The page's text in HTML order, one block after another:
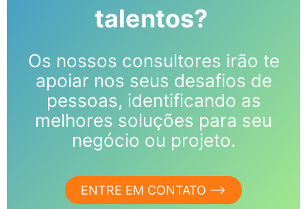
talentos?
Os nossos consultores irão te
apoiar nos seus desafios de
pessoas, identificando as
melhores soluções para seu
negócio ou projeto.
ENTRE EM CONTATO ⟶